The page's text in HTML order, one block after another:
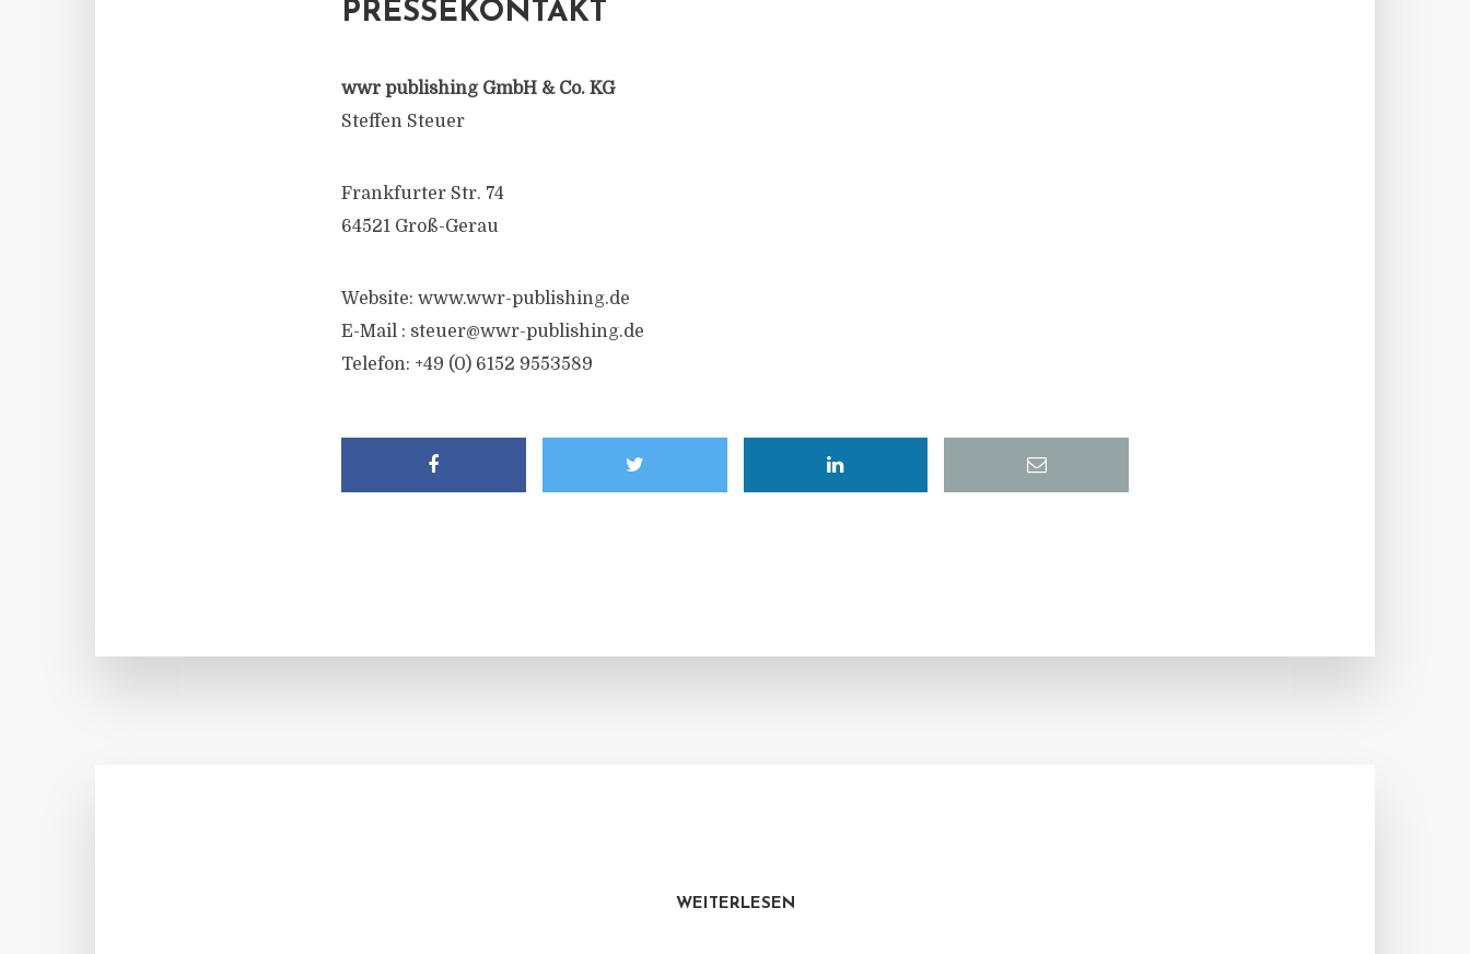
PRESSEKONTAKT
wwr publishing GmbH & Co. KG
Steffen Steuer
Frankfurter Str. 74
64521 Groß-Gerau
Website: www.wwr-publishing.de
E-Mail : steuer@wwr-publishing.de
Telefon: +49 (0) 6152 9553589
WEITERLESEN